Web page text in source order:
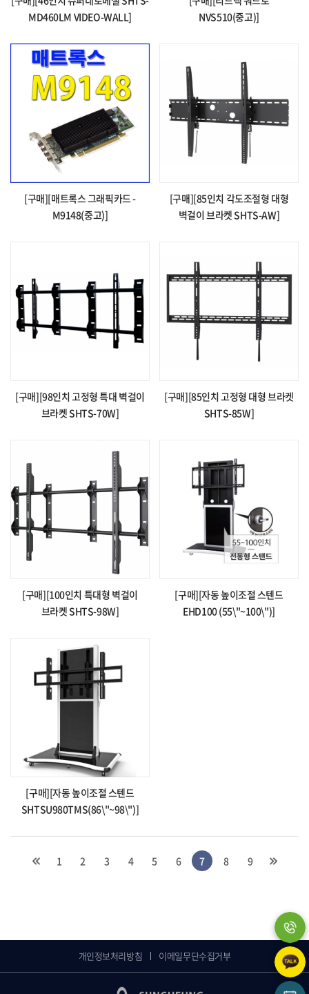
MD460LM VIDEO-WALL]
NVS510(중고)]
[구매][매트록스 그래픽카드 -
M9148(중고)]
[구매][85인치 각도조절형 대형
벽걸이 브라켓 SHTS-AW]
[구매][98인치 고정형 특대 벽걸이
브라켓 SHTS-70W]
[구매][85인치 고정형 대형 브라켓
SHTS-85W]
[구매][100인치 특대형 벽걸이
브라켓 SHTS-98W]
[구매][자동 높이조절 스텐드
EHD100 (55\"~100\")]
[구매][자동 높이조절 스텐드
SHTSU980TMS(86\"~98\")]
1 2 3 4 5 6 7 8 9
개인정보처리방침 이메일무단수집거부